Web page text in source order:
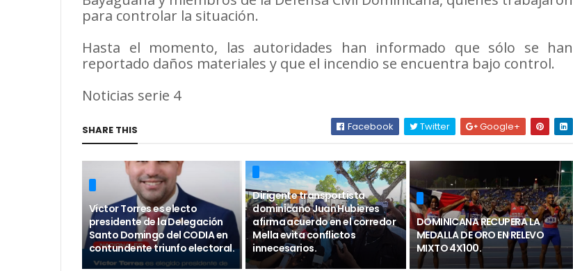
para controlar la situación.
Hasta el momento, las autoridades han informado que sólo se han
reportado daños materiales y que el incendio se encuentra bajo control.
Noticias serie 4
SHARE THIS Facebook Twitter Google+
Víctor Torres es electo
presidente de la Delegación
Santo Domingo del CODIA en
contundente triunfo electoral.
Dirigente transportista
dominicano Juan Hubieres
afirma acuerdo en el corredor
Mella evita conflictos
innecesarios.
DOMINICANA RECUPERA LA
MEDALLA DE ORO EN RELEVO
MIXTO 4X100.